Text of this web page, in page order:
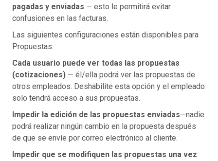
pagadas y enviadas — esto le permitirá evitar
confusiones en las facturas.
Las siguientes configuraciones están disponibles para
Propuestas:
Cada usuario puede ver todas las propuestas
(cotizaciones) — él/ella podrá ver las propuestas de
otros empleados. Deshabilite esta opción y el empleado
solo tendrá acceso a sus propuestas.
Impedir la edición de las propuestas enviadas—nadie
podrá realizar ningún cambio en la propuesta después
de que se envíe por correo electrónico al cliente.
Impedir que se modifiquen las propuestas una vez